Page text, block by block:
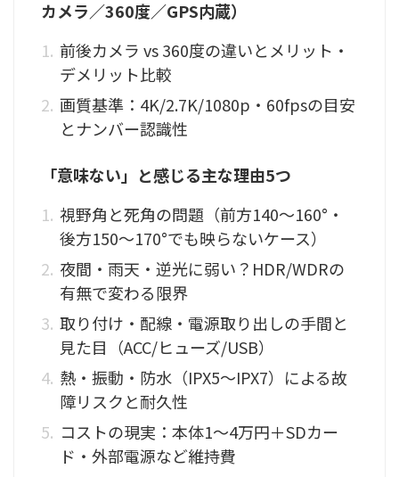
カメラ／360度／GPS内蔵）
前後カメラ vs 360度の違いとメリット・
デメリット比較
画質基準：4K/2.7K/1080p・60fpsの目安
とナンバー認識性
「意味ない」と感じる主な理由5つ
視野角と死角の問題（前方140〜160°・
後方150〜170°でも映らないケース）
夜間・雨天・逆光に弱い？HDR/WDRの
有無で変わる限界
取り付け・配線・電源取り出しの手間と
見た目（ACC/ヒューズ/USB）
熱・振動・防水（IPX5〜IPX7）による故
障リスクと耐久性
コストの現実：本体1〜4万円＋SDカー
ド・外部電源など維持費